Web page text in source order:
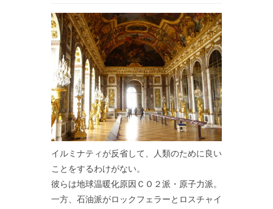
イルミナティが反省して、人類のために良い
ことをするわけがない。
彼らは地球温暖化原因ＣＯ２派・原子力派。
一方、石油派がロックフェラーとロスチャイ